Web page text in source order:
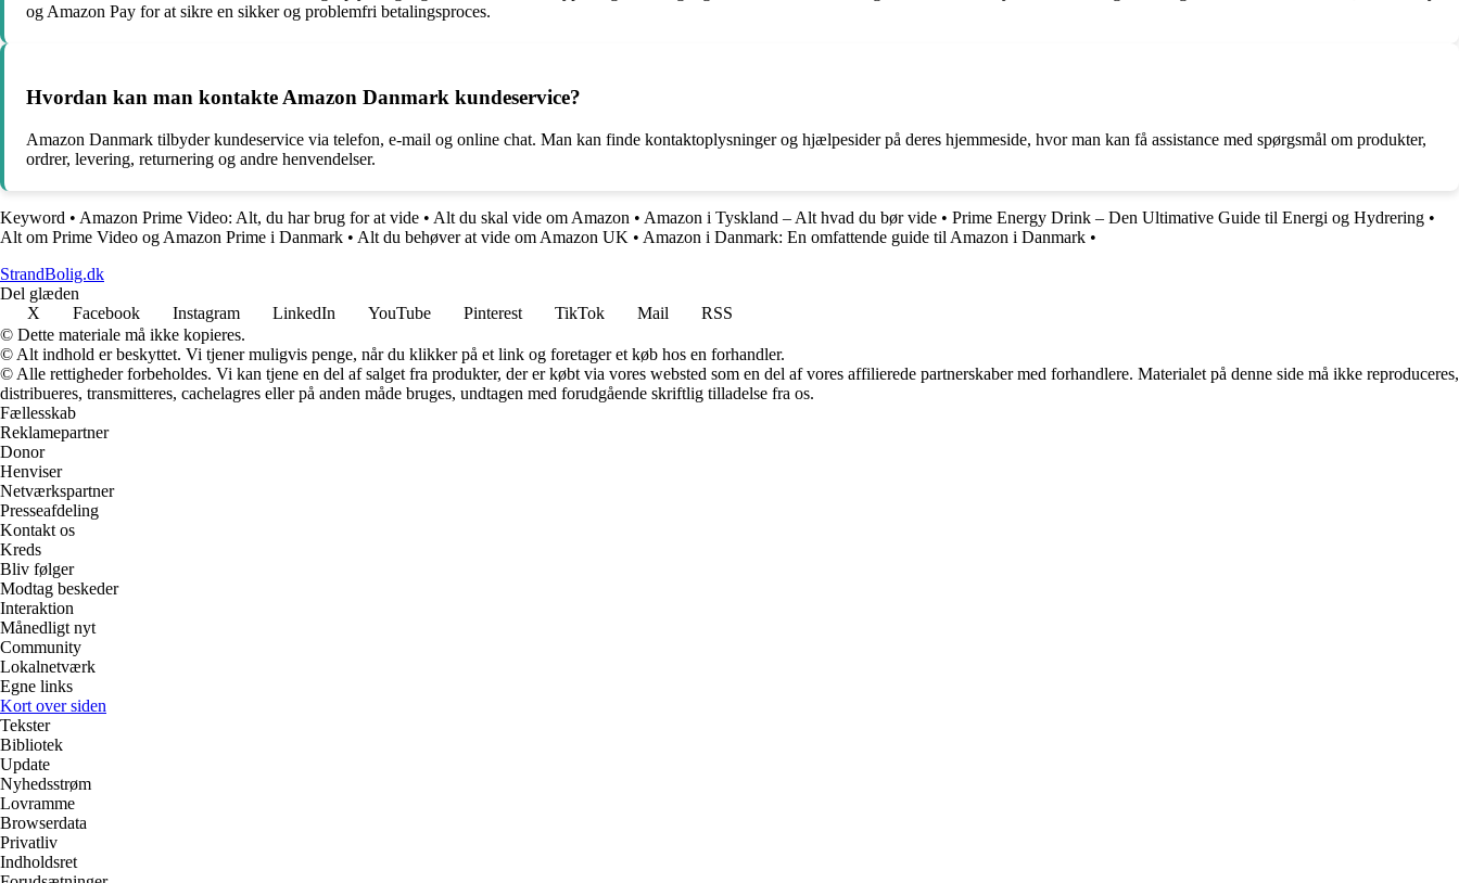
og Amazon Pay for at sikre en sikker og problemfri betalingsproces.
Hvordan kan man kontakte Amazon Danmark kundeservice?
Amazon Danmark tilbyder kundeservice via telefon, e-mail og online chat. Man kan finde kontaktoplysninger og hjælpesider på deres hjemmeside, hvor man kan få assistance med spørgsmål om produkter,
ordrer, levering, returnering og andre henvendelser.
Keyword • Amazon Prime Video: Alt, du har brug for at vide • Alt du skal vide om Amazon • Amazon i Tyskland – Alt hvad du bør vide • Prime Energy Drink – Den Ultimative Guide til Energi og Hydrering •
Alt om Prime Video og Amazon Prime i Danmark • Alt du behøver at vide om Amazon UK • Amazon i Danmark: En omfattende guide til Amazon i Danmark •
StrandBolig.dk
Del glæden
X
Facebook Instagram LinkedIn YouTube Pinterest TikTok Mail
RSS
© Dette materiale må ikke kopieres.
© Alt indhold er beskyttet. Vi tjener muligvis penge, når du klikker på et link og foretager et køb hos en forhandler.
© Alle rettigheder forbeholdes. Vi kan tjene en del af salget fra produkter, der er købt via vores websted som en del af vores affilierede partnerskaber med forhandlere. Materialet på denne side må ikke reproduceres,
distribueres, transmitteres, cachelagres eller på anden måde bruges, undtagen med forudgående skriftlig tilladelse fra os.
Fællesskab
Reklamepartner
Donor
Henviser
Netværkspartner
Presseafdeling
Kontakt os
Kreds
Bliv følger
Modtag beskeder
Interaktion
Månedligt nyt
Community
Lokalnetværk
Egne links
Kort over siden
Tekster
Bibliotek
Update
Nyhedsstrøm
Lovramme
Browserdata
Privatliv
Indholdsret